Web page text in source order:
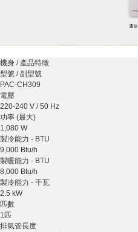
機身 / 產品特徵
型號 / 副型號
PAC-CH309
電壓
220-240 V / 50 Hz
功率 (最大)
1,080 W
製冷能力 - BTU
9,000 Btu/h
製暖能力 - BTU
8,000 Btu/h
製冷能力 - 千瓦
2.5 kW
匹數
1匹
排氣管長度